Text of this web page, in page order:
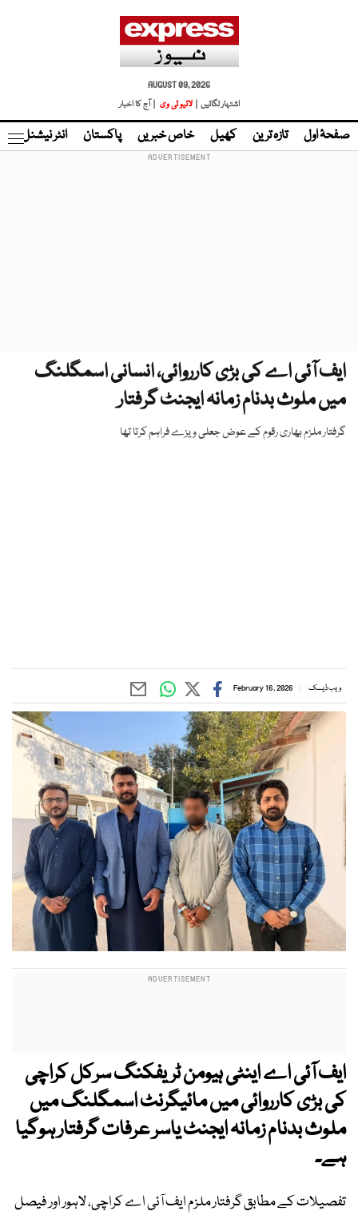
AUGUST 09, 2026
اشتہار لگائیں |
لائیو ٹی وی | آج کا اخبار
صفحۂ اول تازہ ترین کھیل خاص خبریں پاکستان انٹر نیشنل
ایف آئی اے کی بڑی کارروائی، انسانی اسمگلنگ
میں ملوث بدنام زمانہ ایجنٹ گرفتار
گرفتار ملزم بھاری رقوم کے عوض جعلی ویزے فراہم کرتا تھا
ویب ڈیسک February 16, 2026
ایف آئی اے اینٹی ہیومن ٹریفکنگ سرکل کراچی
کی بڑی کارروائی میں مائیگرنٹ اسمگلنگ میں
ملوث بدنام زمانہ ایجنٹ یاسر عرفات گرفتار ہوگیا
ہے۔
تفصیلات کے مطابق گرفتار ملزم ایف آئی اے کراچی، لاہور اور فیصل